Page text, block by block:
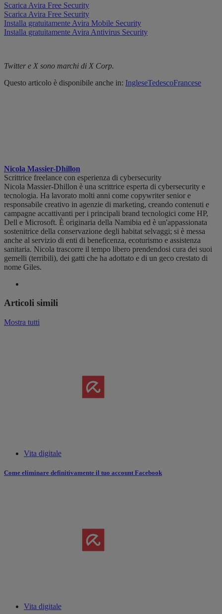
Scarica Avira Free Security
Scarica Avira Free Security
Installa gratuitamente Avira Mobile Security
Installa gratuitamente Avira Antivirus Security
Twitter e X sono marchi di X Corp.
Questo articolo è disponibile anche in: IngleseTedescoFrancese
Nicola Massier-Dhillon
Scrittrice freelance con esperienza di cybersecurity
Nicola Massier-Dhillon è una scrittrice esperta di cybersecurity e
tecnologia. Ha lavorato molti anni come copywriter senior e
responsabile creativo in agenzie di marketing, creando contenuti e
campagne accattivanti per i principali brand tecnologici come HP,
Dell e Microsoft. È originaria della Namibia ed è un'appassionata
sostenitrice della conservazione degli habitat selvaggi; si è messa
anche al servizio di enti di beneficenza, ecoturismo e assistenza
sanitaria. Nicola trascorre il tempo libero prendendosi cura dei suoi
gemelli (terribili), dei gatti che ha adottato e di un geco crestato di
nome Giles.
Articoli simili
Mostra tutti
Vita digitale
Come eliminare definitivamente il tuo account Facebook
Vita digitale